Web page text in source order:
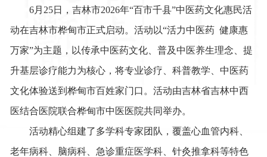
6月25日，吉林市2026年“百市千县”中医药文化惠民活
动在吉林市桦甸市正式启动。活动以“活力中医药 健康惠
万家”为主题，以传承中医药文化、普及中医养生理念、提
升基层诊疗能力为核心，将专业诊疗、科普教学、中医药
文化体验送到桦甸市百姓家门口。活动由吉林省吉林中西
医结合医院联合桦甸市中医医院共同举办。
活动精心组建了多学科专家团队，覆盖心血管内科、
老年病科、脑病科、急诊重症医学科、针灸推拿科等特色